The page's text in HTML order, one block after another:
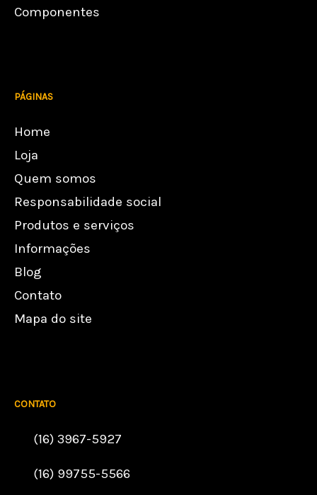
Componentes
PÁGINAS
Home
Loja
Quem somos
Responsabilidade social
Produtos e serviços
Informações
Blog
Contato
Mapa do site
CONTATO
(16) 3967-5927
(16) 99755-5566